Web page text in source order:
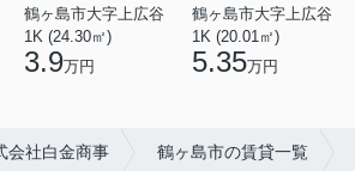
鶴ヶ島市大字上広谷
1K (24.30㎡)
3.9万円
鶴ヶ島市大字上広谷
1K (20.01㎡)
5.35万円
会社白金商事 鶴ヶ島市の賃貸一覧